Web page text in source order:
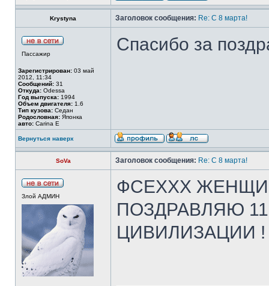
Krystyna Заголовок сообщения: Re: С 8 марта!
Пассажир
Зарегистрирован: 03 май
2012, 11:34
Сообщений: 31
Откуда: Odessa
Год выпуска: 1994
Объем двигателя: 1.6
Тип кузова: Седан
Родословная: Японка
авто: Carina E
Спасибо за
Вернуться наверх
SoVa Заголовок сообщения: Re: С 8 марта!
Злой АДМИН
ФСЕХХХ
ПОЗДРАВЛЯЮ
ЦИВИЛИЗАЦИИ !